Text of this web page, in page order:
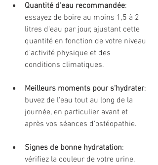
Quantité d'eau recommandée:
essayez de boire au moins 1,5 à 2
litres d'eau par jour, ajustant cette
quantité en fonction de votre niveau
d'activité physique et des
conditions climatiques.
Meilleurs moments pour s'hydrater:
buvez de l'eau tout au long de la
journée, en particulier avant et
après vos séances d'ostéopathie.
Signes de bonne hydratation:
vérifiez la couleur de votre urine,